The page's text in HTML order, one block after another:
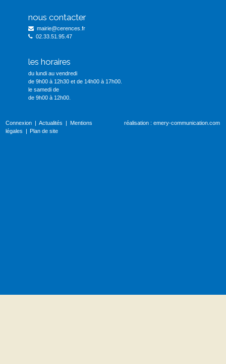
nous contacter
mairie@cerences.fr
02.33.51.95.47
les horaires
du lundi au vendredi
de 9h00 à 12h30 et de 14h00 à 17h00.
le samedi de
de 9h00 à 12h00.
Connexion Actualités
Mentions
légales
Plan de site
réalisation :emery-communication.com